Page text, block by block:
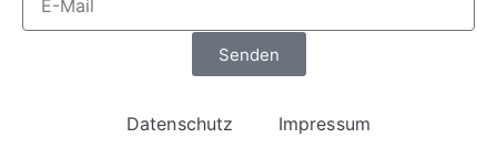
Senden
Datenschutz Impressum